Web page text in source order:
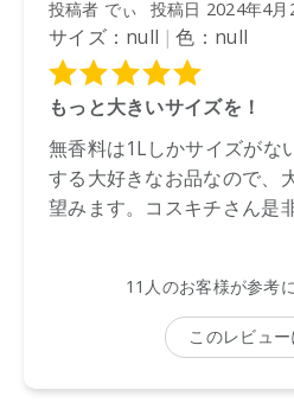
●2020年8月下旬以降の入荷分よ
プが仕様変更いたします。（下記
※キャップの容量に変更はございま
●パッケージのリニューアル等の
載と異なる場合がございます。
●予告なくパッケージ仕様が変更